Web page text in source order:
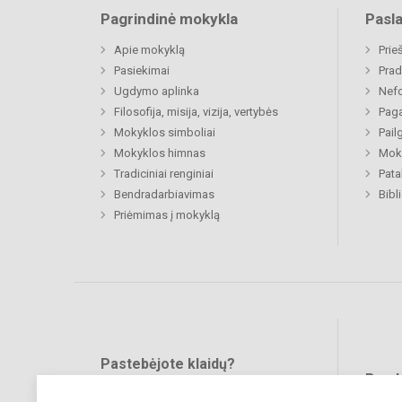
Pagrindinė mokykla
Apie mokyklą
Pasiekimai
Ugdymo aplinka
Filosofija, misija, vizija, vertybės
Mokyklos simboliai
Mokyklos himnas
Tradiciniai renginiai
Bendradarbiavimas
Priėmimas į mokyklą
Pastebėjote klaidų?